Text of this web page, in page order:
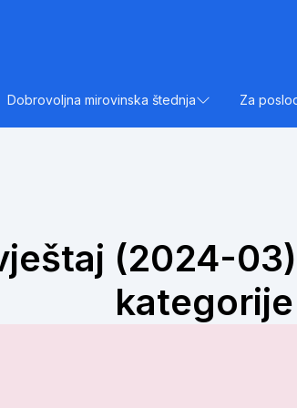
Dobrovoljna mirovinska štednja Za
(2024-
kategorije